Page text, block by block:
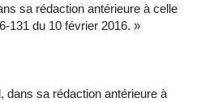
sa rédaction antérieure à celle
131 du 10 février 2016. »
dans sa rédaction antérieure à